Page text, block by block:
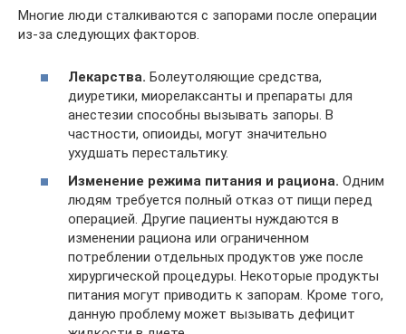
Многие люди сталкиваются с запорами после операции
из-за следующих факторов.
Лекарства. Болеутоляющие средства,
диуретики, миорелаксанты и препараты для
анестезии способны вызывать запоры. В
частности, опиоиды, могут значительно
ухудшать перестальтику.
Изменение режима питания и рациона. Одним
людям требуется полный отказ от пищи перед
операцией. Другие пациенты нуждаются в
изменении рациона или ограниченном
потреблении отдельных продуктов уже после
хирургической процедуры. Некоторые продукты
питания могут приводить к запорам. Кроме того,
данную проблему может вызывать дефицит